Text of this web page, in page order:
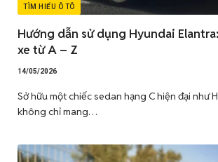
TÌM HIỂU Ô TÔ
Hướng dẫn sử dụng Hyundai
xe từ A – Z
14/05/2026
Sở hữu một chiếc sedan hạng C hiện đại như
không chỉ mang…